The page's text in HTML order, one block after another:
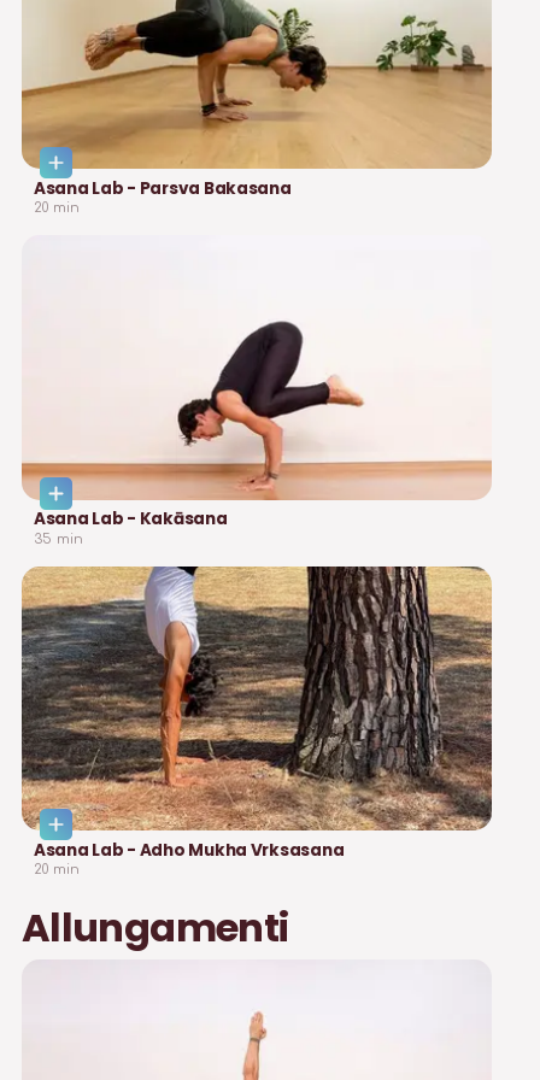
Asana Lab - Parsva Bakasana
20 min
Asana Lab - Kakāsana
35 min
Asana Lab - Adho Mukha Vrksasana
20 min
Allungamenti